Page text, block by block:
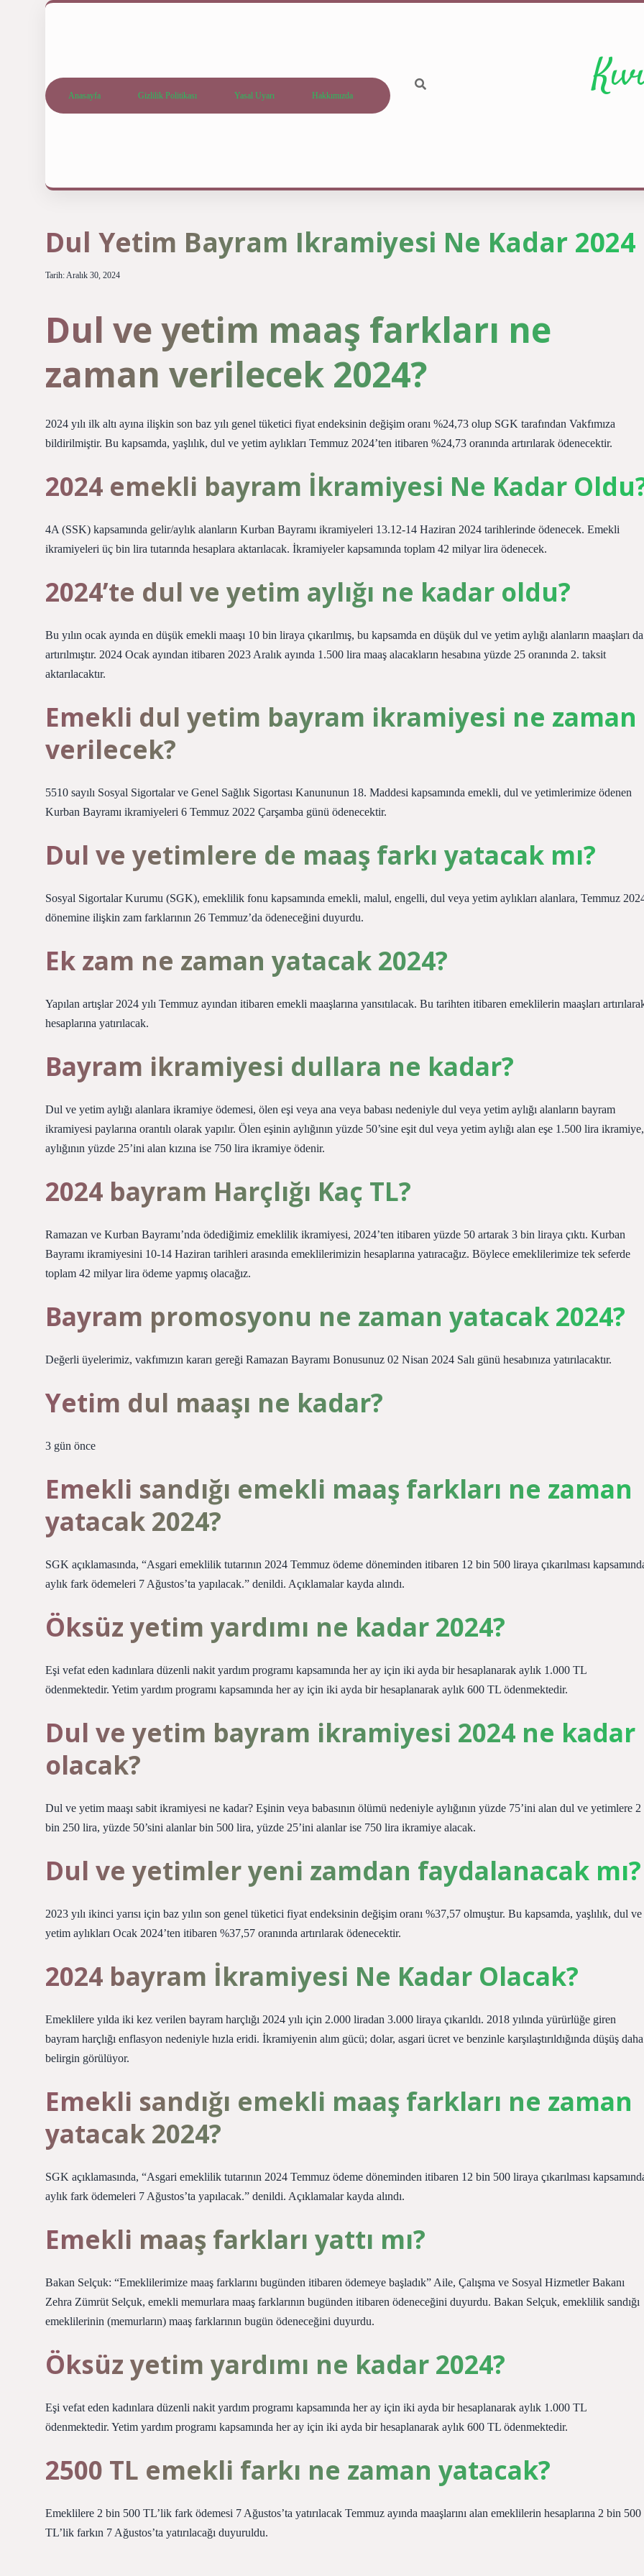
Anasayfa Gizlilik Politikası Yasal Uyarı Hakkımızda
Dul Yetim Bayram Ikramiyesi Ne Kadar 2024
Tarih: Aralık 30, 2024
Dul ve yetim maaş farkları ne
zaman verilecek 2024?
2024 yılı ilk altı ayına ilişkin son baz yılı genel tüketici fiyat endeksinin değişim oranı %24,73 olup SGK tarafından Vakfımıza
bildirilmiştir. Bu kapsamda, yaşlılık, dul ve yetim aylıkları Temmuz 2024’ten itibaren %24,73 oranında artırılarak ödenecektir.
2024 emekli bayram İkramiyesi Ne Kadar
4A (SSK) kapsamında gelir/aylık alanların Kurban Bayramı ikramiyeleri 13.12-14 Haziran 2024 tarihlerinde ödenecek. Emekli
ikramiyeleri üç bin lira tutarında hesaplara aktarılacak. İkramiyeler kapsamında toplam 42 milyar lira ödenecek.
2024’te dul ve yetim aylığı ne kadar oldu?
Bu yılın ocak ayında en düşük emekli maaşı 10 bin liraya çıkarılmış, bu kapsamda en düşük dul ve yetim aylığı alanların maaşları da
artırılmıştır. 2024 Ocak ayından itibaren 2023 Aralık ayında 1.500 lira maaş alacakların hesabına yüzde 25 oranında 2. taksit
aktarılacaktır.
Emekli dul yetim bayram ikramiyesi ne zaman
verilecek?
5510 sayılı Sosyal Sigortalar ve Genel Sağlık Sigortası Kanununun 18. Maddesi kapsamında emekli, dul ve yetimlerimize ödenen
Kurban Bayramı ikramiyeleri 6 Temmuz 2022 Çarşamba günü ödenecektir.
Dul ve yetimlere de maaş farkı yatacak mı?
Sosyal Sigortalar Kurumu (SGK), emeklilik fonu kapsamında emekli, malul, engelli, dul veya yetim aylıkları alanlara, Temmuz
dönemine ilişkin zam farklarının 26 Temmuz’da ödeneceğini duyurdu.
Ek zam ne zaman yatacak 2024?
Yapılan artışlar 2024 yılı Temmuz ayından itibaren emekli maaşlarına yansıtılacak. Bu tarihten itibaren emeklilerin maaşları
hesaplarına yatırılacak.
Bayram ikramiyesi dullara ne kadar?
Dul ve yetim aylığı alanlara ikramiye ödemesi, ölen eşi veya ana veya babası nedeniyle dul veya yetim aylığı alanların bayram
ikramiyesi paylarına orantılı olarak yapılır. Ölen eşinin aylığının yüzde 50’sine eşit dul veya yetim aylığı alan eşe 1.500 lira ikramiye,
aylığının yüzde 25’ini alan kızına ise 750 lira ikramiye ödenir.
2024 bayram Harçlığı Kaç TL?
Ramazan ve Kurban Bayramı’nda ödediğimiz emeklilik ikramiyesi, 2024’ten itibaren yüzde 50 artarak 3 bin liraya çıktı. Kurban
Bayramı ikramiyesini 10-14 Haziran tarihleri ​​arasında emeklilerimizin hesaplarına yatıracağız. Böylece emeklilerimize tek seferde
toplam 42 milyar lira ödeme yapmış olacağız.
Bayram promosyonu ne zaman yatacak 2024?
Değerli üyelerimiz, vakfımızın kararı gereği Ramazan Bayramı Bonusunuz 02 Nisan 2024 Salı günü hesabınıza yatırılacaktır.
Yetim dul maaşı ne kadar?
3 gün önce
Emekli sandığı emekli maaş farkları ne zaman
yatacak 2024?
SGK açıklamasında, “Asgari emeklilik tutarının 2024 Temmuz ödeme döneminden itibaren 12 bin 500 liraya çıkarılması
aylık fark ödemeleri 7 Ağustos’ta yapılacak.” denildi. Açıklamalar kayda alındı.
Öksüz yetim yardımı ne kadar 2024?
Eşi vefat eden kadınlara düzenli nakit yardım programı kapsamında her ay için iki ayda bir hesaplanarak aylık 1.000 TL
ödenmektedir. Yetim yardım programı kapsamında her ay için iki ayda bir hesaplanarak aylık 600 TL ödenmektedir.
Dul ve yetim bayram ikramiyesi 2024 ne kadar
olacak?
Dul ve yetim maaşı sabit ikramiyesi ne kadar? Eşinin veya babasının ölümü nedeniyle aylığının yüzde 75’ini alan dul ve yetimlere 2
bin 250 lira, yüzde 50’sini alanlar bin 500 lira, yüzde 25’ini alanlar ise 750 lira ikramiye alacak.
Dul ve yetimler yeni zamdan faydalanacak mı?
2023 yılı ikinci yarısı için baz yılın son genel tüketici fiyat endeksinin değişim oranı %37,57 olmuştur. Bu kapsamda, yaşlılık, dul ve
yetim aylıkları Ocak 2024’ten itibaren %37,57 oranında artırılarak ödenecektir.
2024 bayram İkramiyesi Ne Kadar Olacak?
Emeklilere yılda iki kez verilen bayram harçlığı 2024 yılı için 2.000 liradan 3.000 liraya çıkarıldı. 2018 yılında yürürlüğe giren
bayram harçlığı enflasyon nedeniyle hızla eridi. İkramiyenin alım gücü; dolar, asgari ücret ve benzinle karşılaştırıldığında düşüş daha
belirgin görülüyor.
Emekli sandığı emekli maaş farkları ne zaman
yatacak 2024?
SGK açıklamasında, “Asgari emeklilik tutarının 2024 Temmuz ödeme döneminden itibaren 12 bin 500 liraya çıkarılması
aylık fark ödemeleri 7 Ağustos’ta yapılacak.” denildi. Açıklamalar kayda alındı.
Emekli maaş farkları yattı mı?
Bakan Selçuk: “Emeklilerimize maaş farklarını bugünden itibaren ödemeye başladık” Aile, Çalışma ve Sosyal Hizmetler Bakanı
Zehra Zümrüt Selçuk, emekli memurlara maaş farklarının bugünden itibaren ödeneceğini duyurdu. Bakan Selçuk, emeklilik sandığı
emeklilerinin (memurların) maaş farklarının bugün ödeneceğini duyurdu.
Öksüz yetim yardımı ne kadar 2024?
Eşi vefat eden kadınlara düzenli nakit yardım programı kapsamında her ay için iki ayda bir hesaplanarak aylık 1.000 TL
ödenmektedir. Yetim yardım programı kapsamında her ay için iki ayda bir hesaplanarak aylık 600 TL ödenmektedir.
2500 TL emekli farkı ne zaman yatacak?
Emeklilere 2 bin 500 TL’lik fark ödemesi 7 Ağustos’ta yatırılacak Temmuz ayında maaşlarını alan emeklilerin hesaplarına 2 bin 500
TL’lik farkın 7 Ağustos’ta yatırılacağı duyuruldu.